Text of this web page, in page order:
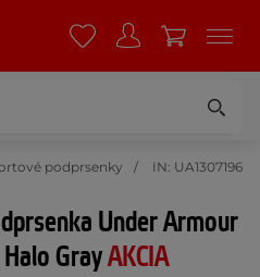
podprsenky IN: UA1307196
Under Armour
GrayAKCIA